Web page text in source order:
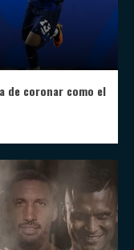
de coronar como el